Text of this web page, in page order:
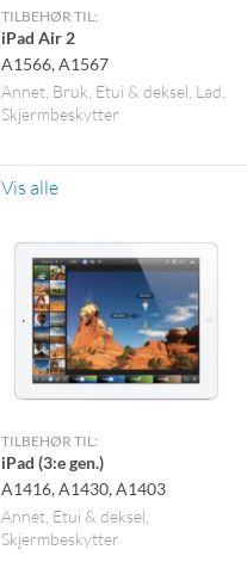
TILBEHØR TIL:
iPad Air 2
A1566, A1567
Annet Bruk Etui & deksel Lad
Skjermbeskytter
Vis alle
TILBEHØR TIL:
iPad (3:e gen.)
A1416, A1430, A1403
Annet Etui & deksel
Skjermbeskytter